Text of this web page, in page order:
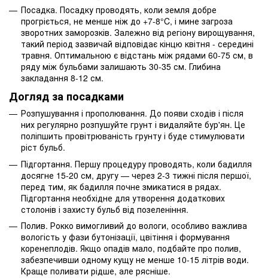
Посадка. Посадку проводять, коли земля добре
прогріється, не менше ніж до +7-8°C, і мине загроза
зворотних заморозків. Залежно від регіону вирощування,
такий період зазвичай відповідає кінцю квітня - середині
травня. Оптимальною є відстань між рядами 60-75 см, в
ряду між бульбами залишають 30-35 см. Глибина
закладання 8-12 см.
Догляд за посадками
Розпушування і прополювання. До появи сходів і після
них регулярно розпушуйте грунт і видаляйте бур'ян. Це
поліпшить провітрюваність грунту і буде стимулювати
ріст бульб.
Підгортання. Першу процедуру проводять, коли бадилля
досягне 15-20 см, другу — через 2-3 тижні після першої,
перед тим, як бадилля почне змикатися в рядах.
Підгортання необхідне для утворення додаткових
столонів і захисту бульб від позеленіння.
Полив. Рокко вимогливий до вологи, особливо важлива
вологість у фази бутонізації, цвітіння і формування
коренеплодів. Якщо опадів мало, подбайте про полив,
забезпечивши одному кущу не менше 10-15 літрів води.
Краще поливати рідше, але рясніше.